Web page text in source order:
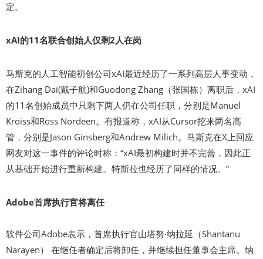
定。
xAI的11名联合创始人仅剩2人在岗
马斯克的人工智能初创公司xAI最近经历了一系列高层人事变动，
在Zihang Dai(戴子航)和Guodong Zhang（张国栋）离职后，xAI
的11名创始成员中只剩下两人仍在公司任职，分别是Manuel
Kroiss和Ross Nordeen。有报道称，xAI从Cursor挖来两名高
管，分别是Jason Ginsberg和Andrew Milich。马斯克在X上回应
网友对这一事件的评论时称：“xAI最初构建时并不完善，因此正
从基础开始进行重新构建。特斯拉也经历了同样的情况。”
Adobe首席执行官将离任
软件公司Adobe表示，首席执行官山塔努·纳拉延（Shantanu
Narayen） 在继任者确定后将卸任，并继续担任董事会主席。纳